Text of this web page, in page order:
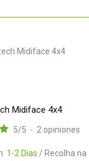
Midiface 4x4
1-2 Dias / Recolha na
5/5 - 2 opiniones